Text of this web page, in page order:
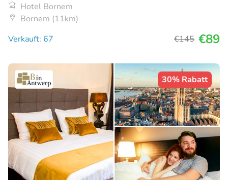
Hotel Bornem
Bornem (11km)
Verkauft: 67
€145 €89
30% Rabatt